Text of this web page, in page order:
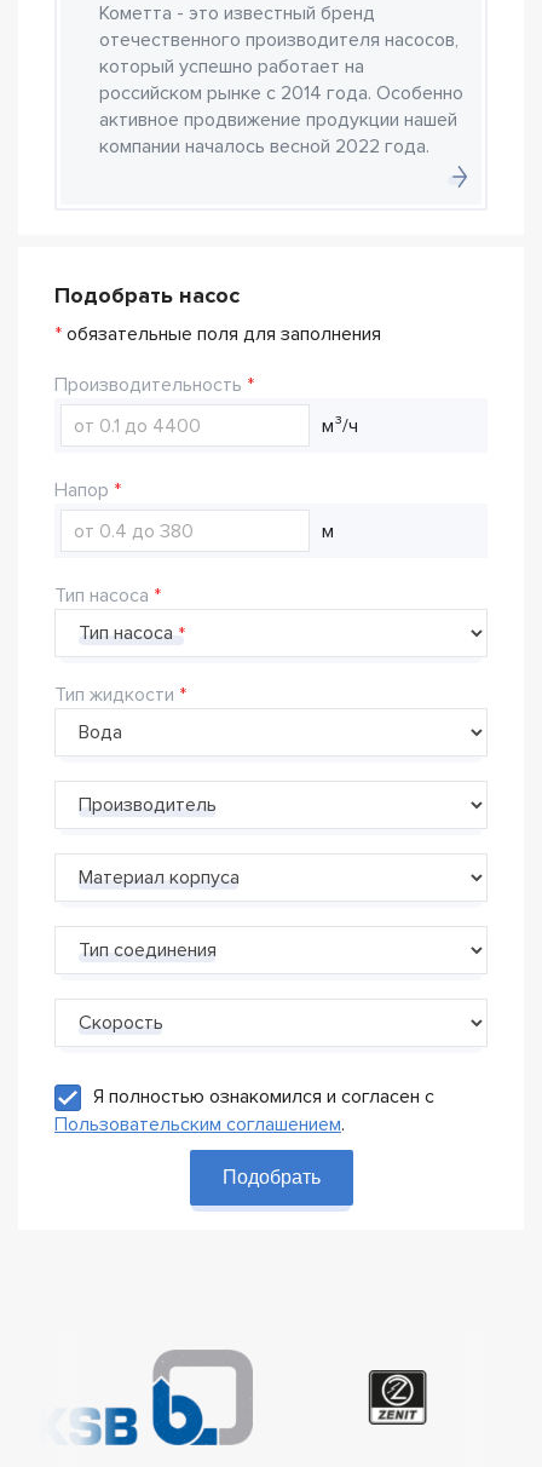
Кометта - это известный бренд
отечественного производителя насосов,
который успешно работает на
российском рынке с 2014 года. Особенно
активное продвижение продукции нашей
компании началось весной 2022 года.
Подобрать насос
* обязательные поля для заполнения
Производительность
м³/ч
Напор
м
Тип насоса
Тип насоса
Тип жидкости
Производитель
Материал корпуса
Тип соединения
Скорость
Я полностью ознакомился и согласен с
Пользовательским соглашением.
Подобрать